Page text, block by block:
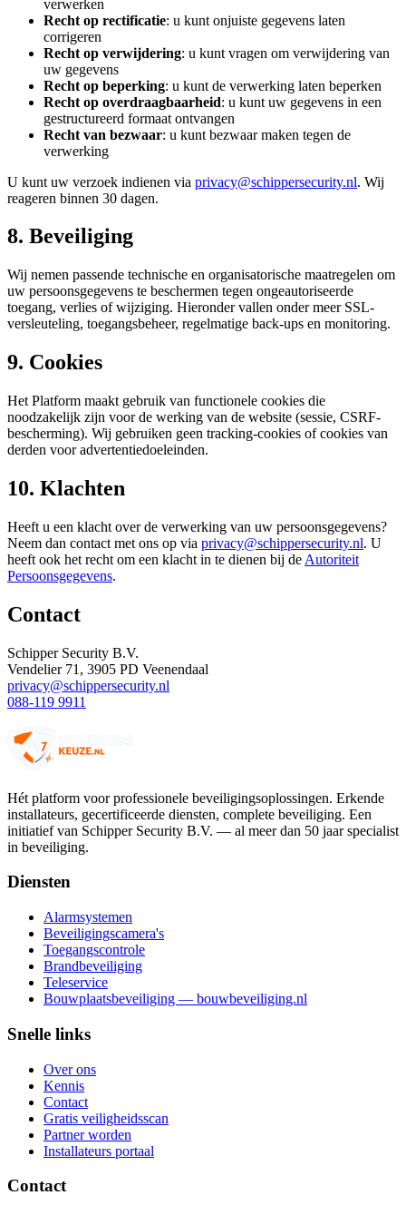
verwerken
Recht op rectificatie: u kunt onjuiste gegevens laten
corrigeren
Recht op verwijdering: u kunt vragen om verwijdering van
uw gegevens
Recht op beperking: u kunt de verwerking laten beperken
Recht op overdraagbaarheid: u kunt uw gegevens in een
gestructureerd formaat ontvangen
Recht van bezwaar: u kunt bezwaar maken tegen de
verwerking
U kunt uw verzoek indienen via privacy@schippersecurity.nl. Wij
reageren binnen 30 dagen.
8. Beveiliging
Wij nemen passende technische en organisatorische maatregelen om
uw persoonsgegevens te beschermen tegen ongeautoriseerde
toegang, verlies of wijziging. Hieronder vallen onder meer SSL-
versleuteling, toegangsbeheer, regelmatige back-ups en monitoring.
9. Cookies
Het Platform maakt gebruik van functionele cookies die
noodzakelijk zijn voor de werking van de website (sessie, CSRF-
bescherming). Wij gebruiken geen tracking-cookies of cookies van
derden voor advertentiedoeleinden.
10. Klachten
Heeft u een klacht over de verwerking van uw persoonsgegevens?
Neem dan contact met ons op via privacy@schippersecurity.nl. U
heeft ook het recht om een klacht in te dienen bij de Autoriteit
Persoonsgegevens.
Contact
Schipper Security B.V.
Vendelier 71, 3905 PD Veenendaal
privacy@schippersecurity.nl
088-119 9911
Hét platform voor professionele beveiligingsoplossingen. Erkende
installateurs, gecertificeerde diensten, complete beveiliging. Een
initiatief van Schipper Security B.V. — al meer dan 50 jaar specialist
in beveiliging.
Diensten
Alarmsystemen
Beveiligingscamera's
Toegangscontrole
Brandbeveiliging
Teleservice
Bouwplaatsbeveiliging — bouwbeveiliging.nl
Snelle links
Over ons
Kennis
Contact
Gratis veiligheidsscan
Partner worden
Installateurs portaal
Contact